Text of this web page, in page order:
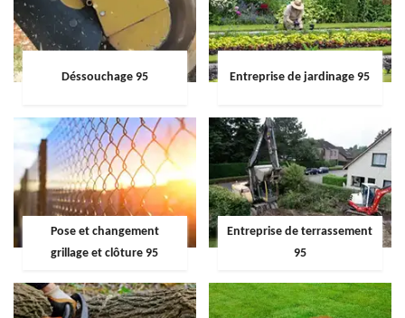
Déssouchage 95 Entreprise de jardinage 95
Pose et changement
grillage et clôture 95
Entreprise de terrassement
95